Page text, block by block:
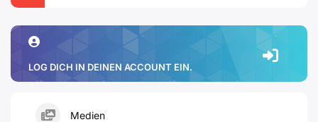
LOG DICH IN DEINEN ACCOUNT EIN.
Medien